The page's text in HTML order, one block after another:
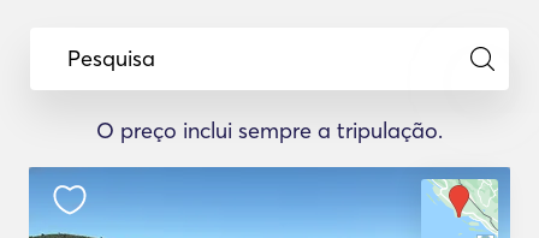
Pesquisa
O preço inclui sempre a tripulação.